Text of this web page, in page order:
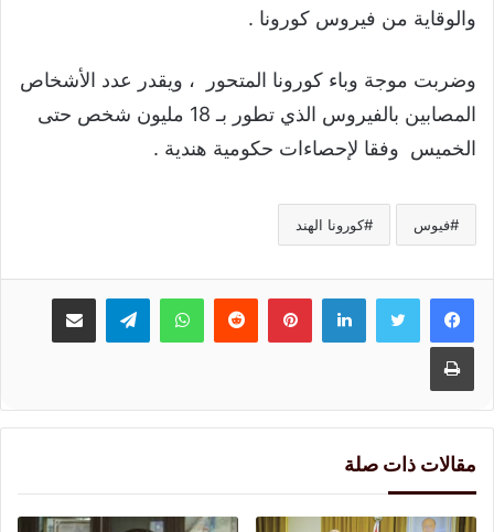
والوقاية من فيروس كورونا .
وضربت موجة وباء كورونا المتحور ، ويقدر عدد الأشخاص
المصابين بالفيروس الذي تطور بـ 18 مليون شخص حتى
الخميس وفقا لإحصاءات حكومية هندية .
فيوس كورونا الهند
لينكدإنبينتيريست واتسابتيلقرام مشاركة عبر البريد
طباعة
مقالات ذات صلة